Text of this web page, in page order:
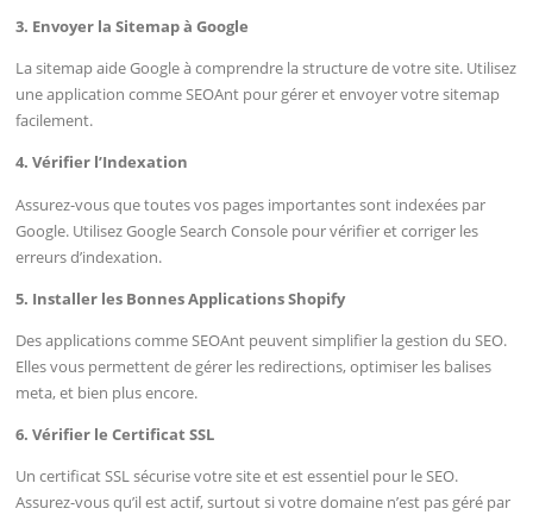
3. Envoyer la Sitemap à Google
La sitemap aide Google à comprendre la structure de votre site. Utilisez
une application comme SEOAnt pour gérer et envoyer votre sitemap
facilement.
4. Vérifier l’Indexation
Assurez-vous que toutes vos pages importantes sont indexées par
Google. Utilisez Google Search Console pour vérifier et corriger les
erreurs d’indexation.
5. Installer les Bonnes Applications Shopify
Des applications comme SEOAnt peuvent simplifier la gestion du SEO.
Elles vous permettent de gérer les redirections, optimiser les balises
meta, et bien plus encore.
6. Vérifier le Certificat SSL
Un certificat SSL sécurise votre site et est essentiel pour le SEO.
Assurez-vous qu’il est actif, surtout si votre domaine n’est pas géré par